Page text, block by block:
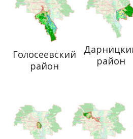
Голосеевский
район
район